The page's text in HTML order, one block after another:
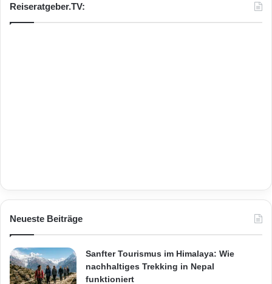
Reiseratgeber.TV:
Neueste Beiträge
Sanfter Tourismus im Himalaya: Wie
nachhaltiges Trekking in Nepal
funktioniert